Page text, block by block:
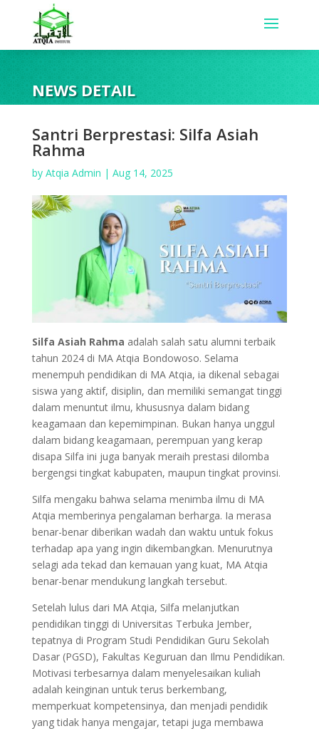
NEWS DETAIL
Santri Berprestasi: Silfa Asiah
Rahma
by Atqia Admin | Aug 14, 2025
Silfa Asiah Rahma adalah salah satu alumni terbaik
tahun 2024 di MA Atqia Bondowoso. Selama
menempuh pendidikan di MA Atqia, ia dikenal sebagai
siswa yang aktif, disiplin, dan memiliki semangat tinggi
dalam menuntut ilmu, khususnya dalam bidang
keagamaan dan kepemimpinan. Bukan hanya unggul
dalam bidang keagamaan, perempuan yang kerap
disapa Silfa ini juga banyak meraih prestasi dilomba
bergengsi tingkat kabupaten, maupun tingkat provinsi.
Silfa mengaku bahwa selama menimba ilmu di MA
Atqia memberinya pengalaman berharga. Ia merasa
benar-benar diberikan wadah dan waktu untuk fokus
terhadap apa yang ingin dikembangkan. Menurutnya
selagi ada tekad dan kemauan yang kuat, MA Atqia
benar-benar mendukung langkah tersebut.
Setelah lulus dari MA Atqia, Silfa melanjutkan
pendidikan tinggi di Universitas Terbuka Jember,
tepatnya di Program Studi Pendidikan Guru Sekolah
Dasar (PGSD), Fakultas Keguruan dan Ilmu Pendidikan.
Motivasi terbesarnya dalam menyelesaikan kuliah
adalah keinginan untuk terus berkembang,
memperkuat kompetensinya, dan menjadi pendidik
yang tidak hanya mengajar, tetapi juga membawa